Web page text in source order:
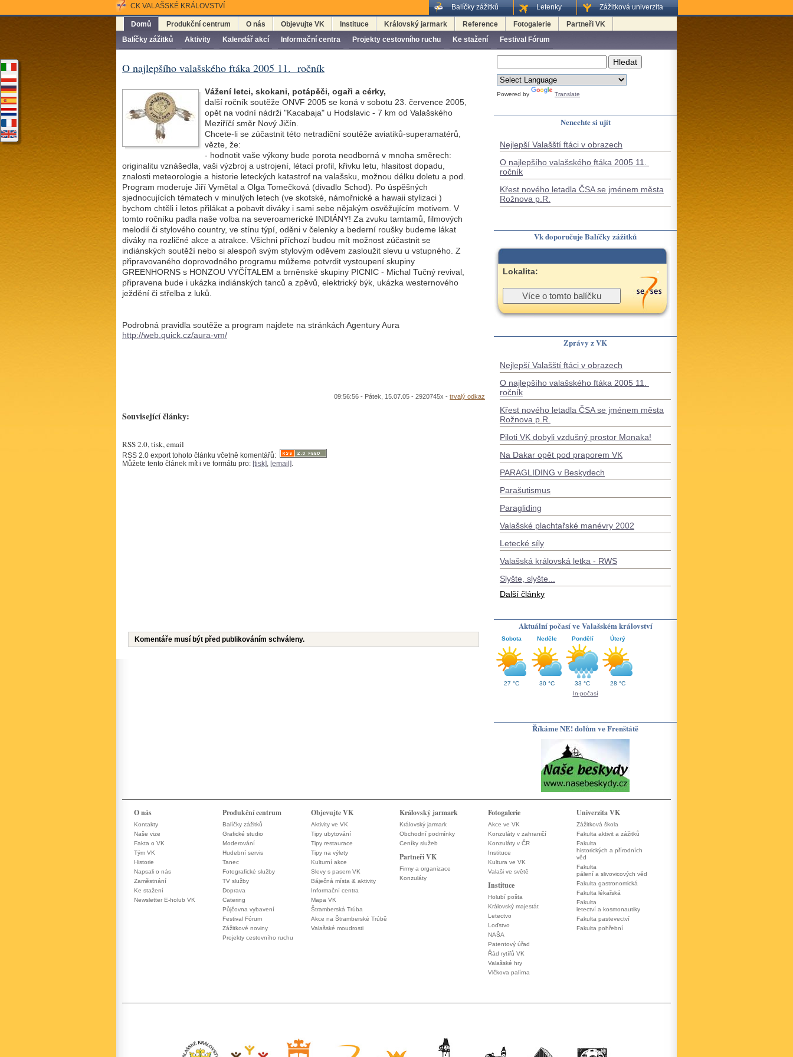
Zážitková univerzita
Letenky
Balíčky zážitků
CK VALAŠSKÉ KRÁLOVSTVÍ
Domů
Balíčky zážitků
Aktivity Kalendář akcí Informační centra Projekty cestovního ruchu Ke stažení Festival Fórum
Produkční centrum O nás Objevujte VK Instituce Královský jarmark Reference Fotogalerie Partneři VK
O najlepšího valašského ftáka 2005 11. ročník
Vážení letci, skokani, potápěči, ogaři a cérky,
další ročník soutěže ONVF 2005 se koná v sobotu 23. července 2005,
opět na vodní nádrži "Kacabaja" u Hodslavic - 7 km od Valašského
Meziříčí směr Nový Jičín.
Chcete-li se zúčastnit této netradiční soutěže aviatiků-superamatérů,
vězte, že:
- hodnotit vaše výkony bude porota neodborná v mnoha směrech:
originalitu vznášedla, vaši výzbroj a ustrojení, létací profil, křivku letu, hlasitost dopadu,
znalosti meteorologie a historie leteckých katastrof na valašsku, možnou délku doletu a pod.
Program moderuje Jiří Vymětal a Olga Tomečková (divadlo Schod). Po úspěšných
sjednocujících tématech v minulých letech (ve skotské, námořnické a hawaii stylizaci )
bychom chtěli i letos přilákat a pobavit diváky i sami sebe nějakým osvěžujícím motivem. V
tomto ročníku padla naše volba na severoamerické INDIÁNY! Za zvuku tamtamů, filmových
melodií či stylového country, ve stínu týpí, oděni v čelenky a bederní roušky budeme lákat
diváky na rozličné akce a atrakce. Všichni příchozí budou mít možnost zúčastnit se
indiánských soutěží nebo si alespoň svým stylovým oděvem zasloužit slevu u vstupného. Z
připravovaného doprovodného programu můžeme potvrdit vystoupení skupiny
GREENHORNS s HONZOU VYČÍTALEM a brněnské skupiny PICNIC - Michal Tučný revival,
připravena bude i ukázka indiánských tanců a zpěvů, elektrický býk, ukázka westernového
ježdění či střelba z luků.
Podrobná pravidla soutěže a program najdete na stránkách Agentury Aura
http://web.quick.cz/aura-vm/
09:56:56 - Pátek, 15.07.05 - 2920745x - trvalý odkaz
Související články:
RSS 2.0, tisk, email
RSS 2.0 export tohoto článku včetně komentářů:
Můžete tento článek mít i ve formátu pro: [tisk], [email].
Komentáře musí být před publikováním schváleny.
Powered by Translate
Nenechte si ujít
Nejlepší Valašští ftáci v obrazech
O najlepšího valašského ftáka 2005 11.
ročník
Křest nového letadla ČSA se jménem města
Rožnova p.R.
Vk doporučuje Balíčky zážitků
Lokalita:
Zprávy z VK
Nejlepší Valašští ftáci v obrazech
O najlepšího valašského ftáka 2005 11.
ročník
Křest nového letadla ČSA se jménem města
Rožnova p.R.
Piloti VK dobyli vzdušný prostor Monaka!
Na Dakar opět pod praporem VK
PARAGLIDING v Beskydech
Parašutismus
Paragliding
Valašské plachtařské manévry 2002
Letecké síly
Valašská královská letka - RWS
Slyšte, slyšte...
Další články
Aktuální počasí ve Valašském království
Sobota
27 °C
Neděle
30 °C
Pondělí
33 °C
Úterý
28 °C
In-počasí
Říkáme NE! dolům ve Frenštátě
O nás
Kontakty
Naše vize
Fakta o VK
Tým VK
Historie
Napsali o nás
Zaměstnání
Ke stažení
Newsletter E-holub VK
Produkční centrum
Balíčky zážitků
Grafické studio
Moderování
Hudební servis
Tanec
Fotografické služby
TV služby
Doprava
Catering
Půjčovna vybavení
Festival Fórum
Zážitkové noviny
Projekty cestovního ruchu
Objevujte VK
Aktivity ve VK
Tipy ubytování
Tipy restaurace
Tipy na výlety
Kulturní akce
Slevy s pasem VK
Báječná místa & aktivity
Informační centra
Mapa VK
Štramberská Trúba
Akce na Štramberské Trúbě
Valašské moudrosti
Královský jarmark
Královský jarmark
Obchodní podmínky
Ceníky služeb
Partneři VK
Firmy a organizace
Konzuláty
Fotogalerie
Akce ve VK
Konzuláty v zahraničí
Konzuláty v ČR
Instituce
Kultura ve VK
Valaši ve světě
Instituce
Holubí pošta
Královský majestát
Letectvo
Loďstvo
NAŠA
Patentový úřad
Řád rytířů VK
Valašské hry
Vlčkova palírna
Univerzita VK
Zážitková škola
Fakulta aktivit a zážitků
Fakulta
historických a přírodních
věd
Fakulta
pálení a slivovicových věd
Fakulta gastronomická
Fakulta lékařská
Fakulta
letectví a kosmonautiky
Fakulta pastevectví
Fakulta pohřební